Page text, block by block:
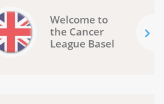
Welcome to
the Cancer
League Basel